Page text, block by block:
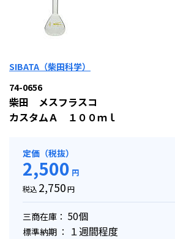
SIBATA（柴田科学）
74-0656
柴田 メスフラスコ
カスタムＡ １００ｍｌ
定価（税抜）
2,500 円
税込 2,750円
三商在庫： 50個
標準納期 ： １週間程度